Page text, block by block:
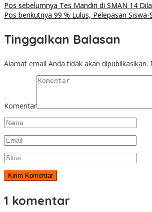
Pos sebelumnya Tes Mandiri di SMAN 14
Pos berikutnya 99 % Lulus, Pelepasan
Tinggalkan Balasan
Alamat email Anda tidak akan dipublikasikan.
Komentar
1 komentar